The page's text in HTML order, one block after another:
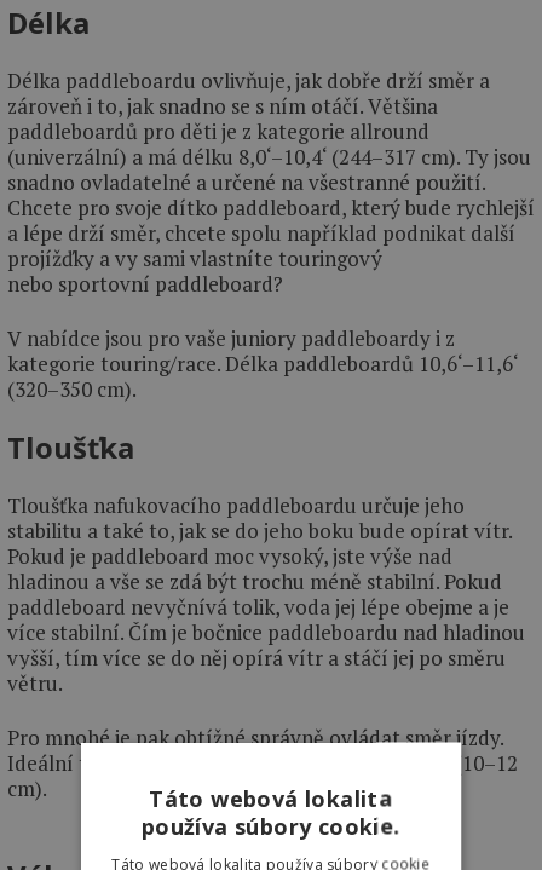
Délka
Délka paddleboardu ovlivňuje, jak dobře drží směr a
zároveň i to, jak snadno se s ním otáčí. Většina
paddleboardů pro děti je z kategorie allround
(univerzální) a má délku 8,0‘–10,4‘ (244–317 cm). Ty jsou
snadno ovladatelné a určené na všestranné použití.
Chcete pro svoje dítko paddleboard, který bude rychlejší
a lépe drží směr, chcete spolu například podnikat další
projížďky a vy sami vlastníte touringový
nebo sportovní paddleboard?
V nabídce jsou pro vaše juniory paddleboardy i z
kategorie touring/race. Délka paddleboardů 10,6‘–11,6‘
(320–350 cm).
Tloušťka
Tloušťka nafukovacího paddleboardu určuje jeho
stabilitu a také to, jak se do jeho boku bude opírat vítr.
Pokud je paddleboard moc vysoký, jste výše nad
hladinou a vše se zdá být trochu méně stabilní. Pokud
paddleboard nevyčnívá tolik, voda jej lépe obejme a je
více stabilní. Čím je bočnice paddleboardu nad hladinou
vyšší, tím více se do něj opírá vítr a stáčí jej po směru
větru.
Pro mnohé je pak obtížné správně ovládat směr jízdy.
Ideální tloušťka paddleboardu pro děti je 4‘‘–6‘‘ (10–12
cm).
Táto webová lokalita
používa súbory cookie.
Táto webová lokalita používa súbory cookie